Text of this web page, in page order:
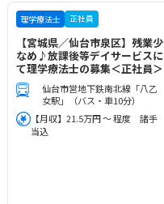
理学療法士 正社員
【宮城県／仙台市泉区】残業少
なめ♪放課後等デイサービスに
て理学療法士の募集＜正社員＞
仙台市営地下鉄南北線「八乙
女駅」（バス・車10分）
【月収】21.5万円 ～ 程度 諸手
当込